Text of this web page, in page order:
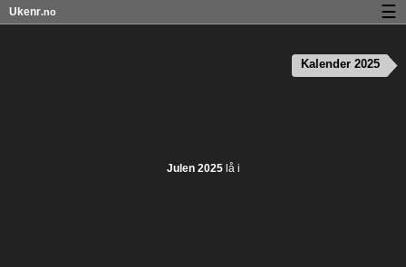
Julen 2025lå i
Kalender 2025
Ukenr.no ☰